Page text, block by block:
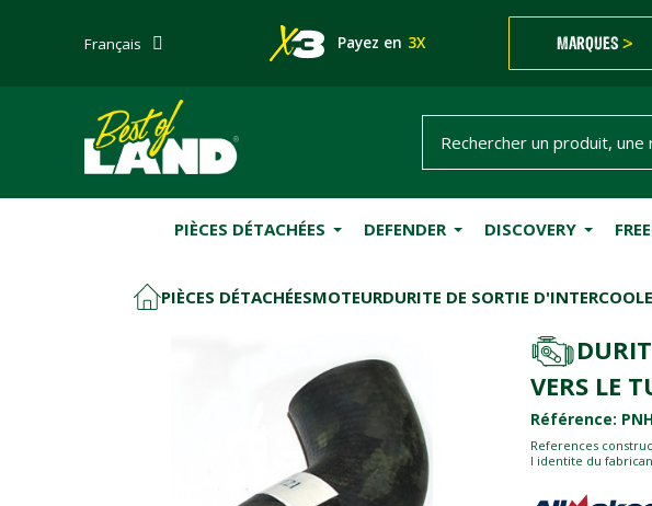
Français Payez en 3X MARQUES >
PIÈCES DÉTACHÉES DEFENDER DISCOVERY
PIÈCES DÉTACHÉESMOTEURDURITE DE SORTIE
VERS LE
Référence:
References
l identite du